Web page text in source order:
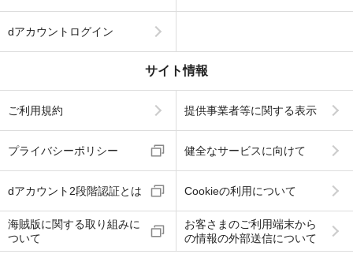
dアカウントログイン
サイト情報
ご利用規約 提供事業者等に関する表示
プライバシーポリシー 健全なサービスに向けて
dアカウント2段階認証とは Cookieの利用について
海賊版に関する取り組みに
ついて
お客さまのご利用端末から
の情報の外部送信について